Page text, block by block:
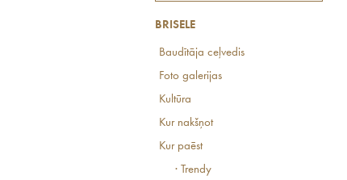
BRISELE
Baudītāja ceļvedis
Foto galerijas
Kultūra
Kur nakšņot
Kur paēst
· Trendy